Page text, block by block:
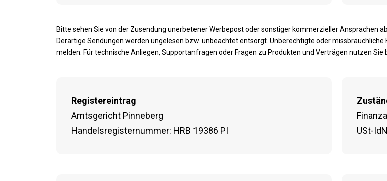
Bitte sehen Sie von der Zusendung unerbetener Werbepost oder sonstiger kommerzieller Ansprachen ab.
Derartige Sendungen werden ungelesen bzw. unbeachtet entsorgt. Unberechtigte oder
melden. Für technische Anliegen, Supportanfragen oder Fragen zu Produkten und Verträgen nutzen
Registereintrag
Amtsgericht Pinneberg
Handelsregisternummer: HRB 19386 PI
USt-